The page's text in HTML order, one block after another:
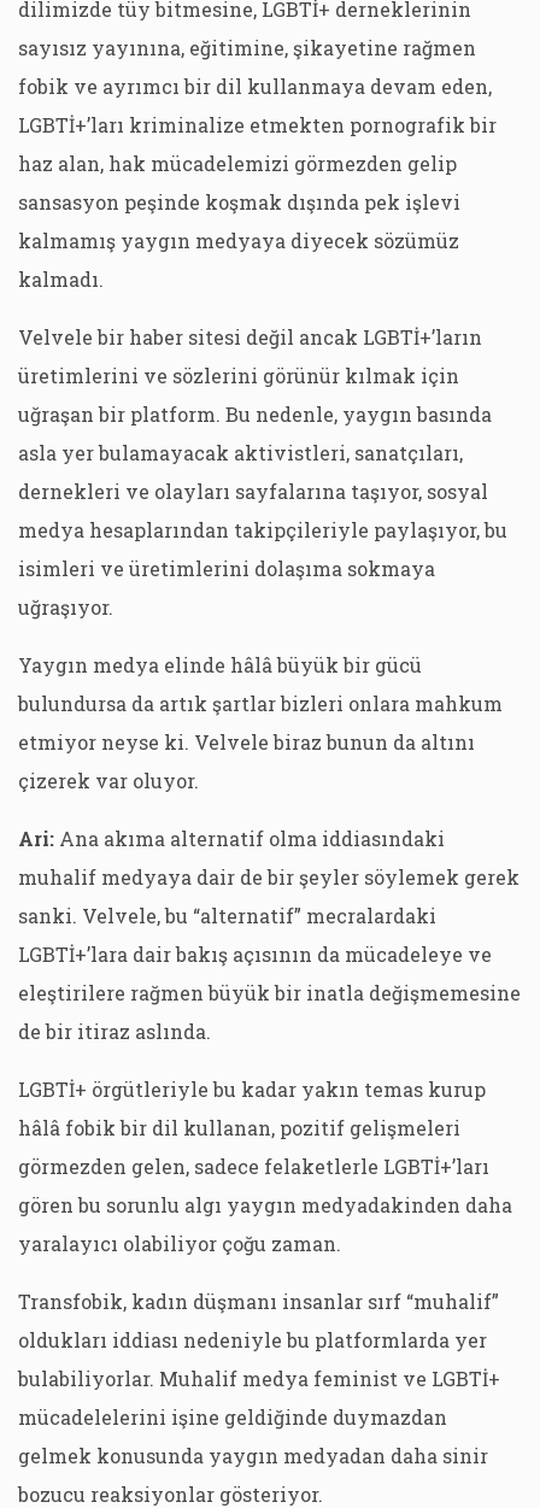
dilimizde tüy bitmesine, LGBTİ+ derneklerinin
sayısız yayınına, eğitimine, şikayetine rağmen
fobik ve ayrımcı bir dil kullanmaya devam eden,
LGBTİ+’ları kriminalize etmekten pornografik bir
haz alan, hak mücadelemizi görmezden gelip
sansasyon peşinde koşmak dışında pek işlevi
kalmamış yaygın medyaya diyecek sözümüz
kalmadı.
Velvele bir haber sitesi değil ancak LGBTİ+’ların
üretimlerini ve sözlerini görünür kılmak için
uğraşan bir platform. Bu nedenle, yaygın basında
asla yer bulamayacak aktivistleri, sanatçıları,
dernekleri ve olayları sayfalarına taşıyor, sosyal
medya hesaplarından takipçileriyle paylaşıyor, bu
isimleri ve üretimlerini dolaşıma sokmaya
uğraşıyor.
Yaygın medya elinde hâlâ büyük bir gücü
bulundursa da artık şartlar bizleri onlara mahkum
etmiyor neyse ki. Velvele biraz bunun da altını
çizerek var oluyor.
Ari: Ana akıma alternatif olma iddiasındaki
muhalif medyaya dair de bir şeyler söylemek gerek
sanki. Velvele, bu “alternatif” mecralardaki
LGBTİ+’lara dair bakış açısının da mücadeleye ve
eleştirilere rağmen büyük bir inatla değişmemesine
de bir itiraz aslında.
LGBTİ+ örgütleriyle bu kadar yakın temas kurup
hâlâ fobik bir dil kullanan, pozitif gelişmeleri
görmezden gelen, sadece felaketlerle LGBTİ+’ları
gören bu sorunlu algı yaygın medyadakinden daha
yaralayıcı olabiliyor çoğu zaman.
Transfobik, kadın düşmanı insanlar sırf “muhalif”
oldukları iddiası nedeniyle bu platformlarda yer
bulabiliyorlar. Muhalif medya feminist ve LGBTİ+
mücadelelerini işine geldiğinde duymazdan
gelmek konusunda yaygın medyadan daha sinir
bozucu reaksiyonlar gösteriyor.